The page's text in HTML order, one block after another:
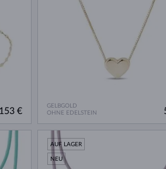
153 €
GELBGOLD
OHNE EDELSTEIN
AUF LAGER
NEU